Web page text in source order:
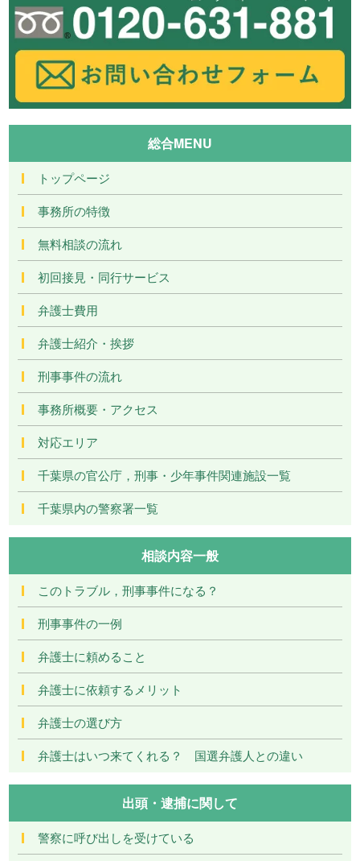
総合MENU
トップページ
事務所の特徴
無料相談の流れ
初回接見・同行サービス
弁護士費用
弁護士紹介・挨拶
刑事事件の流れ
事務所概要・アクセス
対応エリア
千葉県の官公庁，刑事・少年事件関連施設一覧
千葉県内の警察署一覧
相談内容一般
このトラブル，刑事事件になる？
刑事事件の一例
弁護士に頼めること
弁護士に依頼するメリット
弁護士の選び方
弁護士はいつ来てくれる？ 国選弁護人との違い
出頭・逮捕に関して
警察に呼び出しを受けている